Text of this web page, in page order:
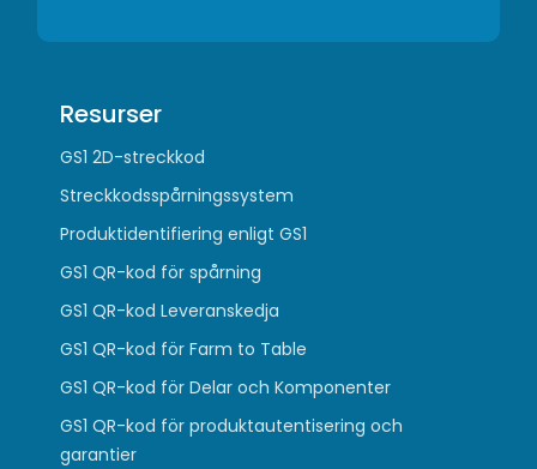
Resurser
GS1 2D-streckkod
Streckkodsspårningssystem
Produktidentifiering enligt GS1
GS1 QR-kod för spårning
GS1 QR-kod Leveranskedja
GS1 QR-kod för Farm to Table
GS1 QR-kod för Delar och Komponenter
GS1 QR-kod för produktautentisering och
garantier